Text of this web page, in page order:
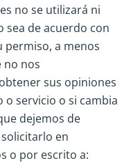
no se utilizará ni
sea de acuerdo con
permiso, a menos
no nos
sus opiniones
servicio o si cambia
dejemos de
en
o por escrito a: